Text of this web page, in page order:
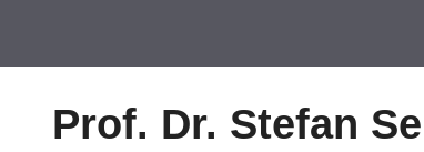
Prof. Dr. Stefan Sell